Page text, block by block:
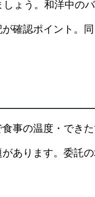
ょう。和洋中の
確認ポイント。
事の温度・できた
あります。委託